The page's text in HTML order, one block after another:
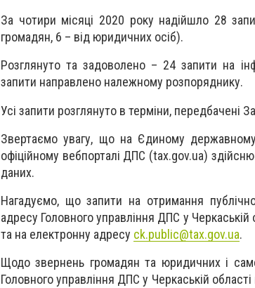
За чотири місяці 2020 року надійшло 28
громадян, 6 – від юридичних осіб).
Розглянуто та задоволено – 24 запити на
запити направлено належному розпоряднику.
Усі запити розглянуто в терміни, передбачені
Звертаємо увагу, що на Єдиному
офіційному вебпорталі ДПС (tax.gov.ua)
даних.
Нагадуємо, що запити на отримання
адресу Головного управління ДПС у
та на електронну адресу ck.public@tax.gov.ua.
Щодо звернень громадян та юридичних і
Головного управління ДПС у Черкаській